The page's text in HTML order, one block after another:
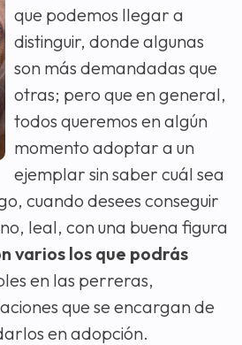
que podemos llegar a
distinguir, donde algunas
son más demandadas que
otras; pero que en general,
todos queremos en algún
momento adoptar a un
ejemplar sin saber cuál sea
cuando desees conseguir
leal, con una buena figura
varios los que podrás
en las perreras,
que se encargan de
en adopción.